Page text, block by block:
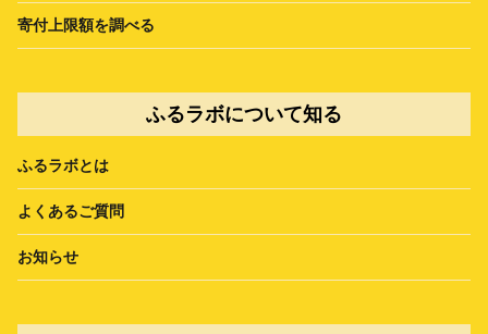
寄付上限額を調べる
ふるラボについて知る
ふるラボとは
よくあるご質問
お知らせ